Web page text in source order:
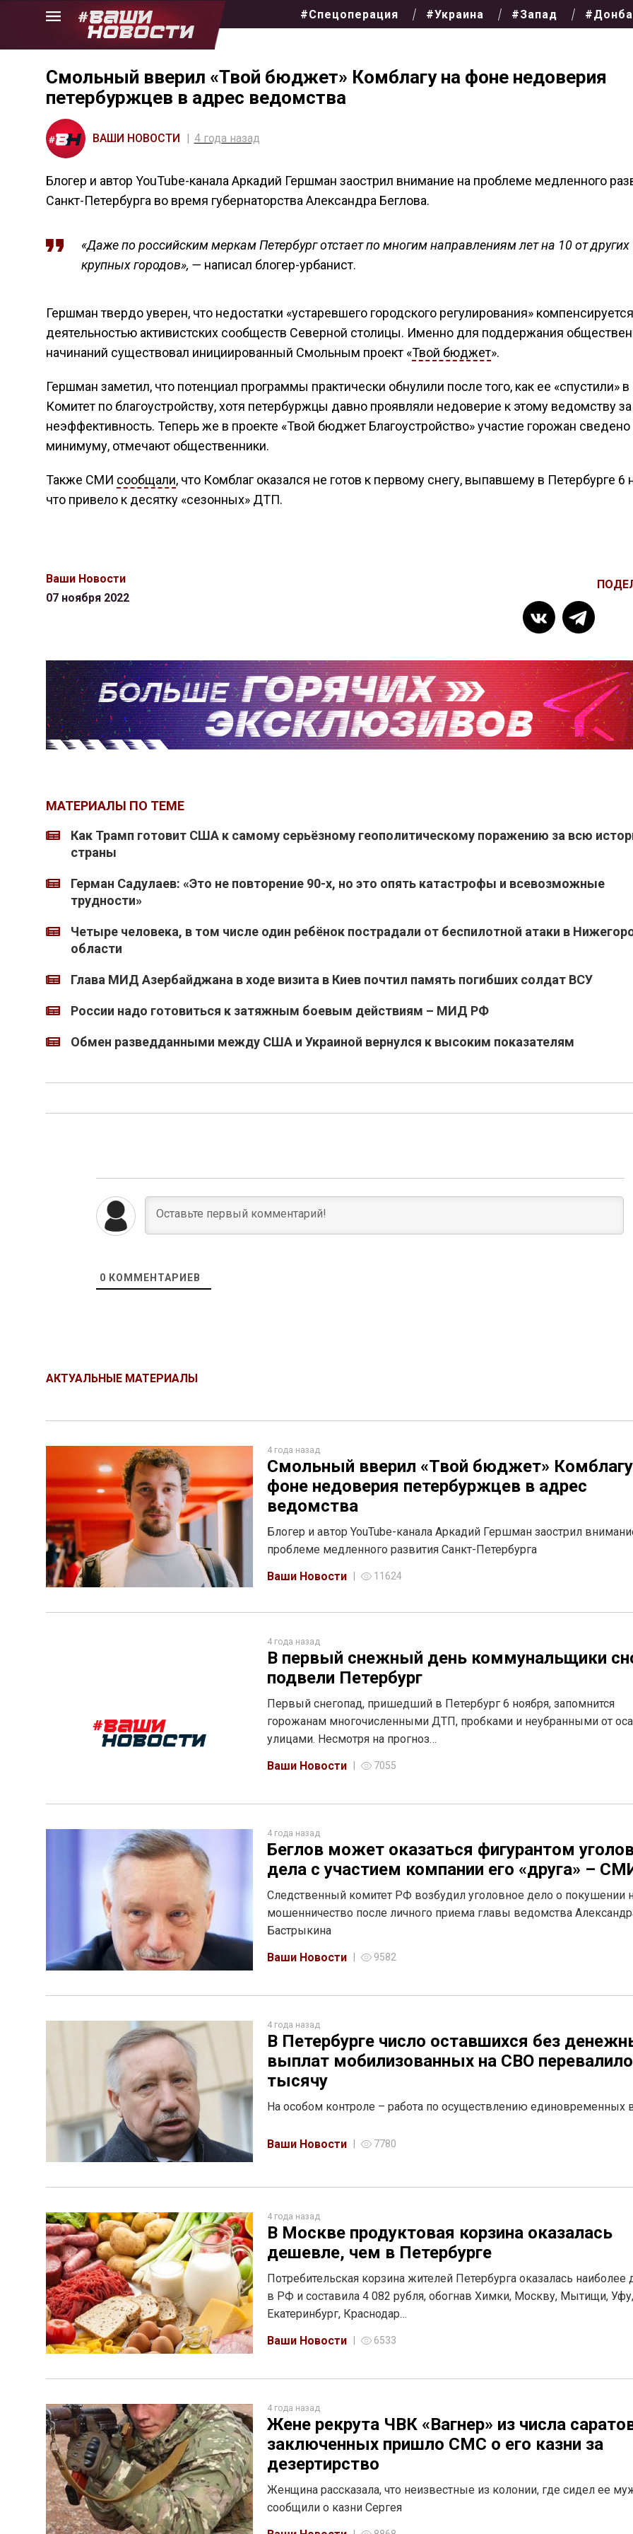
Skip
#Спецоперация #Украина #Запад
Смольный вверил «Твой бюджет» Комблагу на фоне недоверия
петербуржцев в адрес ведомства
ВАШИ НОВОСТИ 4 года назад
Блогер и автор YouTube-канала Аркадий Гершман заострил внимание на проблеме медленного
Санкт-Петербурга во время губернаторства Александра Беглова.
«Даже по российским меркам Петербург отстает по многим направлениям лет на 10 от других
крупных городов», — написал блогер-урбанист.
Гершман твердо уверен, что недостатки «устаревшего городского регулирования» компенсируется
деятельностью активистских сообществ Северной столицы. Именно для поддержания
начинаний существовал инициированный Смольным проект «Твой бюджет».
Гершман заметил, что потенциал программы практически обнулили после того, как ее «спустили» в
Комитет по благоустройству, хотя петербуржцы давно проявляли недоверие к этому ведомству за
неэффективность. Теперь же в проекте «Твой бюджет Благоустройство» участие горожан сведено
минимуму, отмечают общественники.
Также СМИ сообщали, что Комблаг оказался не готов к первому снегу, выпавшему в Петербурге 6
что привело к десятку «сезонных» ДТП.
Ваши Новости
07 ноября 2022
МАТЕРИАЛЫ ПО ТЕМЕ
Как Трамп готовит США к самому серьёзному геополитическому поражению за всю
страны
Герман Садулаев: «Это не повторение 90-х, но это опять катастрофы и всевозможные
трудности»
Четыре человека, в том числе один ребёнок пострадали от беспилотной атаки в
области
Глава МИД Азербайджана в ходе визита в Киев почтил память погибших солдат ВСУ
России надо готовиться к затяжным боевым действиям – МИД РФ
Обмен разведданными между США и Украиной вернулся к высоким показателям
0 КОММЕНТАРИЕВ
АКТУАЛЬНЫЕ МАТЕРИАЛЫ
4 года назад
Смольный вверил «Твой бюджет»
фоне недоверия петербуржцев в адрес
ведомства
Блогер и автор YouTube-канала Аркадий Гершман заострил
проблеме медленного развития Санкт-Петербурга
Ваши Новости
11624
4 года назад
В первый снежный день коммунальщики
подвели Петербург
Первый снегопад, пришедший в Петербург 6 ноября, запомнится
горожанам многочисленными ДТП, пробками и неубранными от
улицами. Несмотря на прогноз…
Ваши Новости
7055
4 года назад
Беглов может оказаться фигурантом
дела с участием компании его «друга» –
Следственный комитет РФ возбудил уголовное дело о покушении
мошенничество после личного приема главы ведомства
Бастрыкина
Ваши Новости
9582
4 года назад
В Петербурге число оставшихся без
выплат мобилизованных на СВО
тысячу
На особом контроле – работа по осуществлению единовременных
Ваши Новости 7780
4 года назад
В Москве продуктовая корзина оказалась
дешевле, чем в Петербурге
Потребительская корзина жителей Петербурга оказалась наиболее
в РФ и составила 4 082 рубля, обогнав Химки, Москву, Мытищи, Уфу,
Екатеринбург, Краснодар…
Ваши Новости
6533
4 года назад
Жене рекрута ЧВК «Вагнер» из числа
заключенных пришло СМС о его казни за
дезертирство
Женщина рассказала, что неизвестные из колонии, где сидел ее
сообщили о казни Сергея